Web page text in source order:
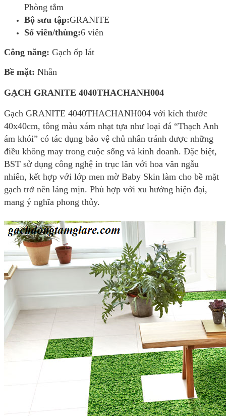
Phòng tắm
Bộ sưu tập:GRANITE
Số viên/thùng:6 viên
Công năng: Gạch ốp lát
Bề mặt: Nhẵn
GẠCH GRANITE 4040THACHANH004
Gạch GRANITE 4040THACHANH004 với kích thước
40x40cm, tông màu xám nhạt tựa như loại đá “Thạch Anh
ám khói” có tác dụng bảo vệ chủ nhân tránh được những
điều không may trong cuộc sống và kinh doanh. Đặc biệt,
BST sử dụng công nghệ in trục lăn với hoa văn ngẫu
nhiên, kết hợp với lớp men mờ Baby Skin làm cho bề mặt
gạch trở nên láng mịn. Phù hợp với xu hướng hiện đại,
mang ý nghĩa phong thủy.